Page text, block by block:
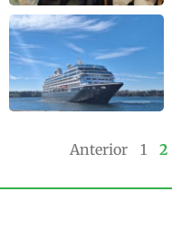
Anterior 1 2